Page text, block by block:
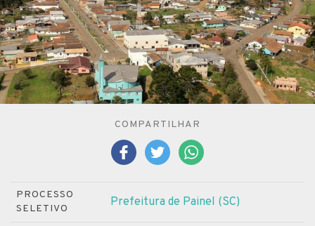
COMPARTILHAR
PROCESSO
SELETIVO
Prefeitura de Painel (SC)